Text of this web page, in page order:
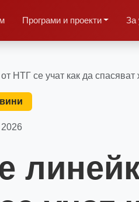
Програми и проекти За
НТГ се учат как да спасяват